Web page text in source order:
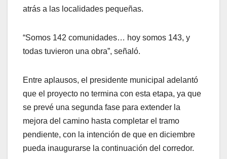
atrás a las localidades pequeñas.
“Somos 142 comunidades… hoy somos 143, y
todas tuvieron una obra”, señaló.
Entre aplausos, el presidente municipal adelantó
que el proyecto no termina con esta etapa, ya que
se prevé una segunda fase para extender la
mejora del camino hasta completar el tramo
pendiente, con la intención de que en diciembre
pueda inaugurarse la continuación del corredor.